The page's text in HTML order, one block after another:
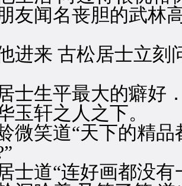
友闻名丧胆的武林
来 古松居士立刻
生平最大的癖好．
玉轩之人之下。
笑道“天下的精品
道“连好画都没有